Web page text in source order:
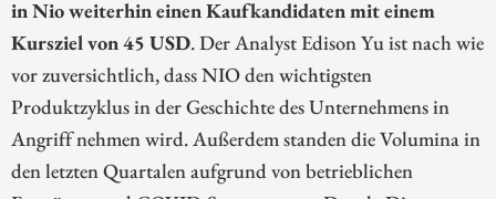
in Nio weiterhin einen Kaufkandidaten mit einem
Kursziel von 45 USD. Der Analyst Edison Yu ist nach wie
vor zuversichtlich, dass NIO den wichtigsten
Produktzyklus in der Geschichte des Unternehmens in
Angriff nehmen wird. Außerdem standen die Volumina in
den letzten Quartalen aufgrund von betrieblichen